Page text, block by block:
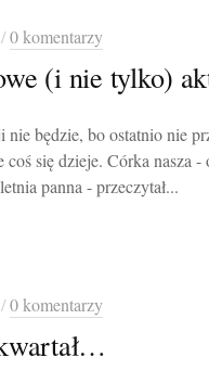
/0 komentarzy
(i nie tylko)
nie będzie, bo ostatnio nie
się dzieje. Córka nasza
panna - przeczytał...
/0 komentarzy